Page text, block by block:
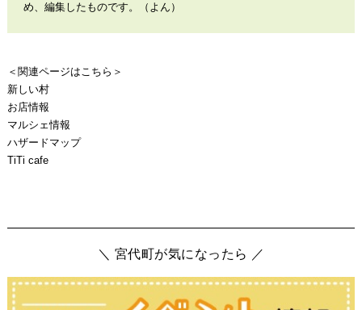
め、編集したものです。（よん）
＜関連ページはこちら＞
新しい村
お店情報
マルシェ情報
ハザードマップ
TiTi cafe
＼ 宮代町が気になったら ／